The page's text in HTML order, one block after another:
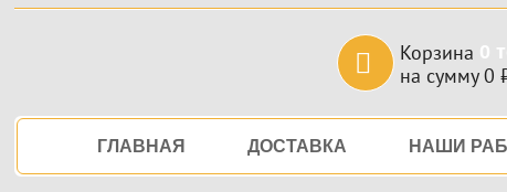
Корзина 0
на сумму0
НавигацияГЛАВНАЯ ДОСТАВКА НАШИ